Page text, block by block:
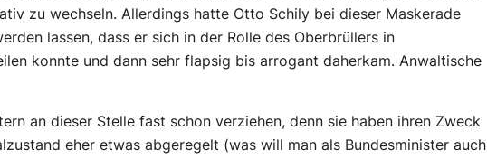
zu wechseln. Allerdings hatte Otto Schily bei dieser Maskerade
lassen, dass er sich in der Rolle des Oberbrüllers in
konnte und dann sehr flapsig bis arrogant daherkam. Anwaltische
an dieser Stelle fast schon verziehen, denn sie haben ihren Zweck
eher etwas abgeregelt (was will man als Bundesminister auch